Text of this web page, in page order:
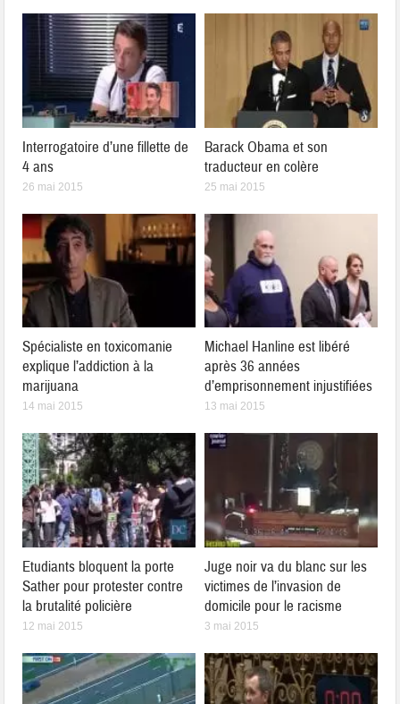
Interrogatoire d’une fillette de
4 ans
26 mai 2015
Barack Obama et son
traducteur en colère
25 mai 2015
Spécialiste en toxicomanie
explique l’addiction à la
marijuana
14 mai 2015
Michael Hanline est libéré
après 36 années
d’emprisonnement injustifiées
13 mai 2015
Etudiants bloquent la porte
Sather pour protester contre
la brutalité policière
12 mai 2015
Juge noir va du blanc sur les
victimes de l’invasion de
domicile pour le racisme
3 mai 2015